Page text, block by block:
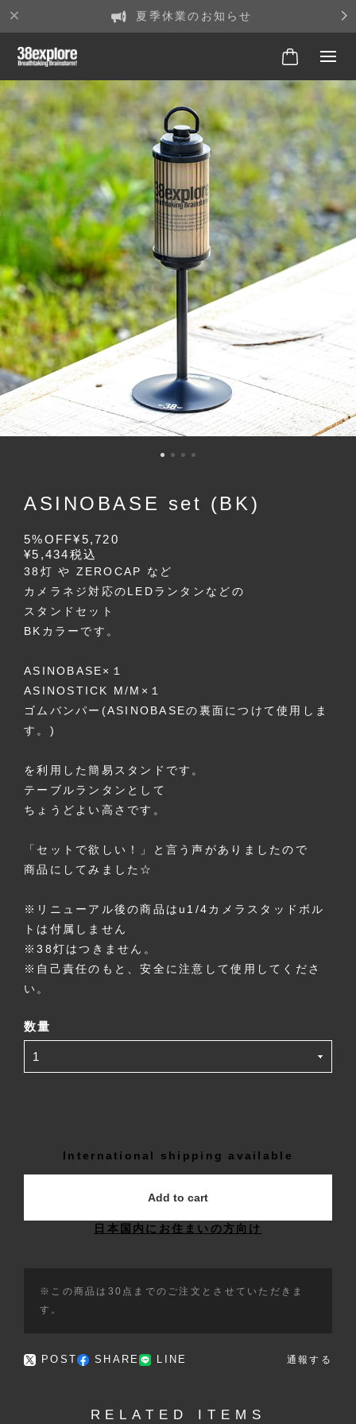
夏季休業のお知らせ
ASINOBASE set (BK)
5%OFF¥5,720
¥5,434税込
38灯 や ZEROCAP など
カメラネジ対応のLEDランタンなどの
スタンドセット
BKカラーです。
ASINOBASE×１
ASINOSTICK M/M×１
ゴムバンパー(ASINOBASEの裏面につけて使用しま
す。)
を利用した簡易スタンドです。
テーブルランタンとして
ちょうどよい高さです。
「セットで欲しい！」と言う声がありましたので
商品にしてみました☆
※リニューアル後の商品はu1/4カメラスタッドボル
トは付属しません
※38灯はつきません。
※自己責任のもと、安全に注意して使用してくださ
い。
数量
International shipping available
Add to cart
日本国内にお住まいの方向け
※この商品は30点までのご注文とさせていただきま
す。
POST SHARE LINE 通報する
RELATED ITEMS